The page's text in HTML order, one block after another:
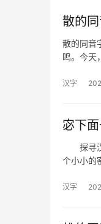
散的
散的同音
鸣。今天
汉字
宓下
探寻汉
个小小的
汉字